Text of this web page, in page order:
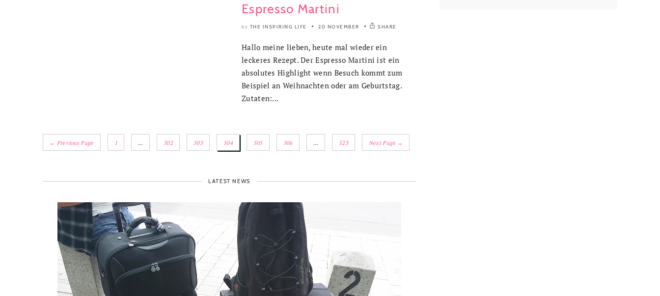
Espresso Martini
by THE INSPIRING LIFE 20 NOVEMBER SHARE
Hallo meine lieben, heute mal wieder ein
leckeres Rezept. Der Espresso Martini ist ein
absolutes Highlight wenn Besuch kommt zum
Beispiel an Weihnachten oder am Geburtstag.
Zutaten:...
← Previous Page 1 … 502 503 504 505 506 … 523 Next Page →
LATEST NEWS